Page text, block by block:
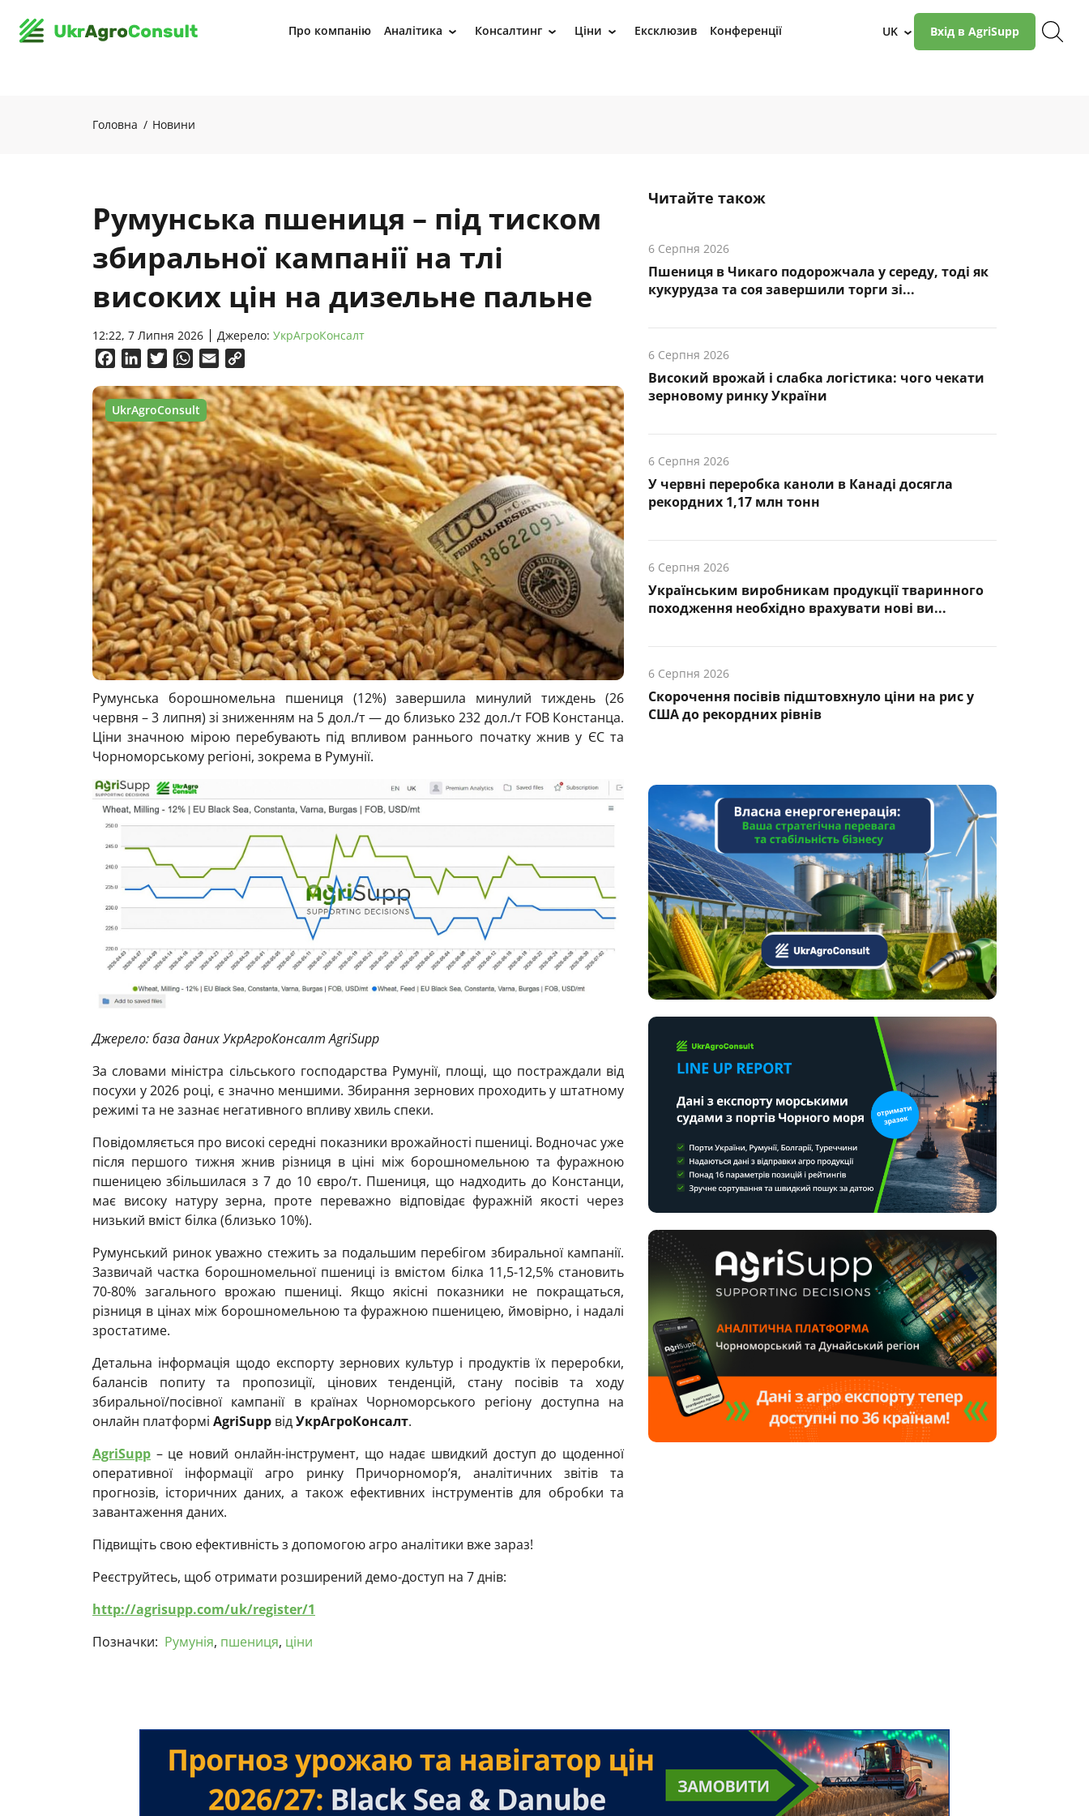
Про компанію Аналітика › Консалтинг › Ціни › Ексклюзив Конференції UK › Вхід в AgriSupp
Головна Новини
Румунська пшениця – під тиском
збиральної кампанії на тлі
високих цін на дизельне пальне
12:22, 7 Липня 2026 Джерело: УкрАгроКонсалт
FacebookLinkedInTwitterWhatsApp
Email
UkrAgroConsult
Румунська борошномельна пшениця (12%) завершила минулий тиждень (26
червня – 3 липня) зі зниженням на 5 дол./т — до близько 232 дол./т FOB Констанца.
Ціни значною мірою перебувають під впливом раннього початку жнив у ЄС та
Чорноморському регіоні, зокрема в Румунії.
Джерело: база даних УкрАгроКонсалт AgriSupp
За словами міністра сільського господарства Румунії, площі, що постраждали від
посухи у 2026 році, є значно меншими. Збирання зернових проходить у штатному
режимі та не зазнає негативного впливу хвиль спеки.
Повідомляється про високі середні показники врожайності пшениці. Водночас уже
після першого тижня жнив різниця в ціні між борошномельною та фуражною
пшеницею збільшилася з 7 до 10 євро/т. Пшениця, що надходить до Констанци,
має високу натуру зерна, проте переважно відповідає фуражній якості через
низький вміст білка (близько 10%).
Румунський ринок уважно стежить за подальшим перебігом збиральної кампанії.
Зазвичай частка борошномельної пшениці із вмістом білка 11,5-12,5% становить
70-80% загального врожаю пшениці. Якщо якісні показники не покращаться,
різниця в цінах між борошномельною та фуражною пшеницею, ймовірно, і надалі
зростатиме.
Детальна інформація щодо експорту зернових культур і продуктів їх переробки,
балансів попиту та пропозиції, цінових тенденцій, стану посівів та ходу
збиральної/посівної кампанії в країнах Чорноморського регіону доступна на
онлайн платформі AgriSupp відУкрАгроКонсалт.
AgriSupp – це новий онлайн-інструмент, що надає швидкий доступ до щоденної
оперативної інформації агро ринку Причорномор’я, аналітичних звітів та
прогнозів, історичних даних, а також ефективних інструментів для обробки та
завантаження даних.
Підвищіть свою ефективність з допомогою агро аналітики вже зараз!
Реєструйтесь, щоб отримати розширений демо-доступ на 7 днів:
http://agrisupp.com/uk/register/1
Позначки: Румунія, пшениця, ціни
Читайте також
6 Серпня 2026
Пшениця в Чикаго подорожчала у середу, тоді як
кукурудза та соя завершили торги зі...
6 Серпня 2026
Високий врожай і слабка логістика: чого чекати
зерновому ринку України
6 Серпня 2026
У червні переробка каноли в Канаді досягла
рекордних 1,17 млн тонн
6 Серпня 2026
Українським виробникам продукції тваринного
походження необхідно врахувати нові ви...
6 Серпня 2026
Скорочення посівів підштовхнуло ціни на рис у
США до рекордних рівнів